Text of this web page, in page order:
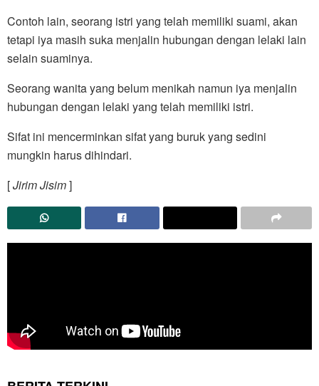
Contoh lain, seorang istri yang telah memiliki suami, akan
tetapi iya masih suka menjalin hubungan dengan lelaki lain
selain suaminya.
Seorang wanita yang belum menikah namun iya menjalin
hubungan dengan lelaki yang telah memiliki istri.
Sifat ini mencerminkan sifat yang buruk yang sedini
mungkin harus dihindari.
[Jirim Jisim]